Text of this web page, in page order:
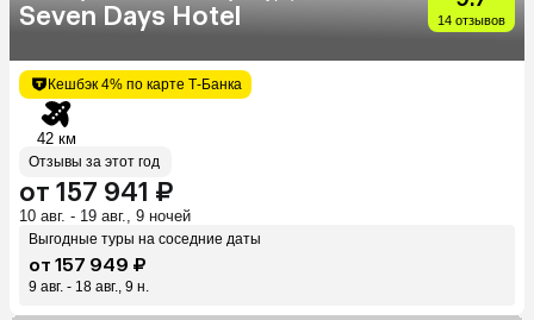
Seven Days Hotel 14 отзывов
Кешбэк 4% по карте Т-Банка
42 км
Отзывы за этот год
от 157 941 ₽
10 авг. - 19 авг., 9 ночей
Выгодные туры на соседние даты
от 157 949 ₽
9 авг. - 18 авг., 9 н.